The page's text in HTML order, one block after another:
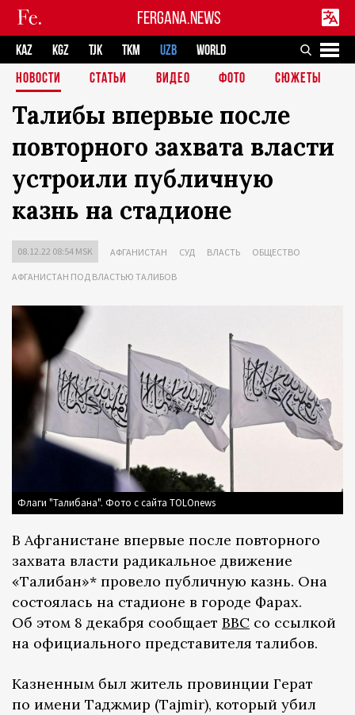
FERGANA.NEWS
KAZ KGZ TJK TKM UZB
WORLD
НОВОСТИ
СТАТЬИ ВИДЕО ФОТО СЮЖЕТЫ
Талибы впервые после
повторного захвата власти
устроили публичную
казнь на стадионе
08.12.22 08:54 MSK АФГАНИСТАН СУД ВЛАСТЬ ОБЩЕСТВО
АФГАНИСТАН ПОД ВЛАСТЬЮ ТАЛИБОВ
Флаги "Талибана". Фото с сайта TOLOnews
В Афганистане впервые после повторного
захвата власти радикальное движение
«Талибан»* провело публичную казнь. Она
состоялась на стадионе в городе Фарах.
Об этом 8 декабря сообщает BBC со ссылкой
на официального представителя талибов.
Казненным был житель провинции Герат
по имени Таджмир (Tajmir), который убил